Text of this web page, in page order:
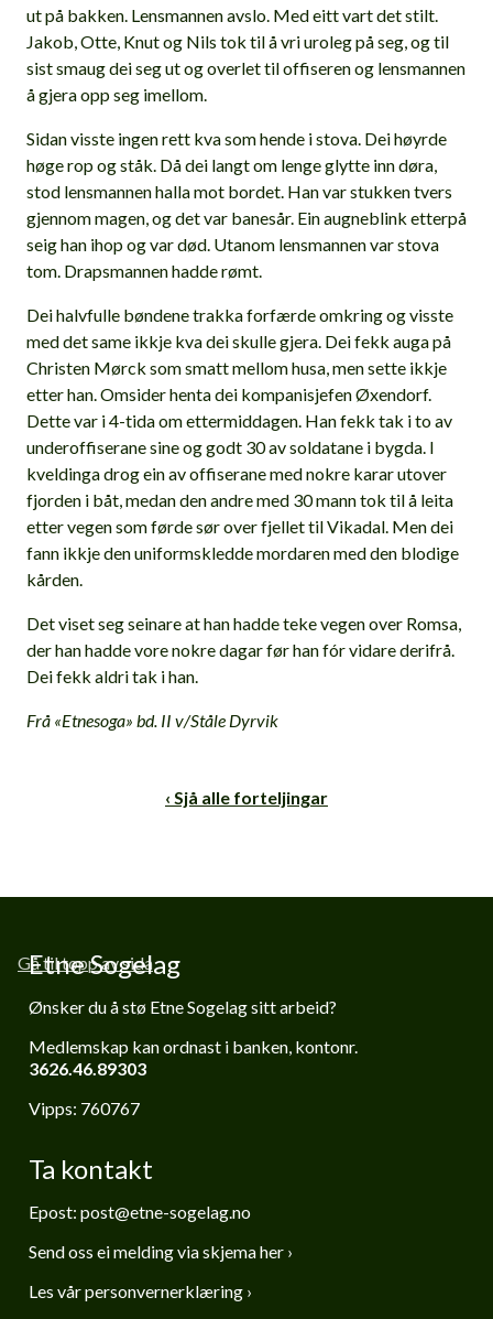
ut på bakken. Lensmannen avslo. Med eitt vart det stilt.
Jakob, Otte, Knut og Nils tok til å vri uroleg på seg, og til
sist smaug dei seg ut og overlet til offiseren og lensmannen
å gjera opp seg imellom.
Sidan visste ingen rett kva som hende i stova. Dei høyrde
høge rop og ståk. Då dei langt om lenge glytte inn døra,
stod lensmannen halla mot bordet. Han var stukken tvers
gjennom magen, og det var banesår. Ein augneblink etterpå
seig han ihop og var død. Utanom lensmannen var stova
tom. Drapsmannen hadde rømt.
Dei halvfulle bøndene trakka forfærde omkring og visste
med det same ikkje kva dei skulle gjera. Dei fekk auga på
Christen Mørck som smatt mellom husa, men sette ikkje
etter han. Omsider henta dei kompanisjefen Øxendorf.
Dette var i 4-tida om ettermiddagen. Han fekk tak i to av
underoffiserane sine og godt 30 av soldatane i bygda. I
kveldinga drog ein av offiserane med nokre karar utover
fjorden i båt, medan den andre med 30 mann tok til å leita
etter vegen som førde sør over fjellet til Vikadal. Men dei
fann ikkje den uniformskledde mordaren med den blodige
kården.
Det viset seg seinare at han hadde teke vegen over Romsa,
der han hadde vore nokre dagar før han fór vidare derifrå.
Dei fekk aldri tak i han.
Frå «Etnesoga» bd. II v/Ståle Dyrvik
‹ Sjå alle forteljingar
Gå til topp av sida
Etne Sogelag
Ønsker du å stø Etne Sogelag sitt arbeid?
Medlemskap kan ordnast i banken, kontonr.
3626.46.89303
Vipps: 760767
Ta kontakt
Epost: post@etne-sogelag.no
Send oss ei melding via skjema her ›
Les vår personvernerklæring ›